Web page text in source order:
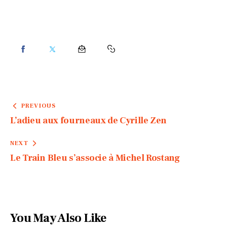
PREVIOUS
L’adieu aux fourneaux de Cyrille Zen
NEXT
Le Train Bleu s’associe à Michel Rostang
You May Also Like